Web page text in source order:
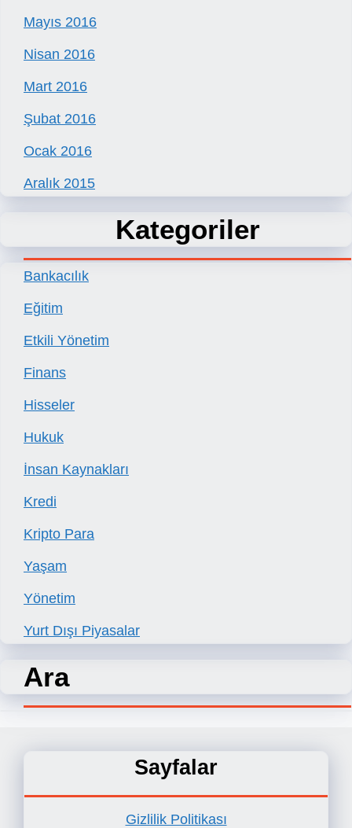
Mayıs 2016
Nisan 2016
Mart 2016
Şubat 2016
Ocak 2016
Aralık 2015
Kategoriler
Bankacılık
Eğitim
Etkili Yönetim
Finans
Hisseler
Hukuk
İnsan Kaynakları
Kredi
Kripto Para
Yaşam
Yönetim
Yurt Dışı Piyasalar
Ara
Sayfalar
Gizlilik Politikası